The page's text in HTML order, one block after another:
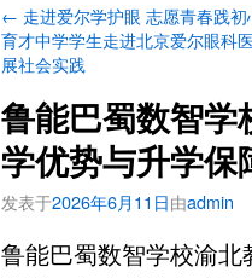
← 走进爱尔学护眼 志愿青春践
育才中学学生走进北京爱尔眼科
展社会实践
鲁能巴蜀数智学
学优势与升学保
发表于2026年6月11日由admin
鲁能巴蜀数智学校渝